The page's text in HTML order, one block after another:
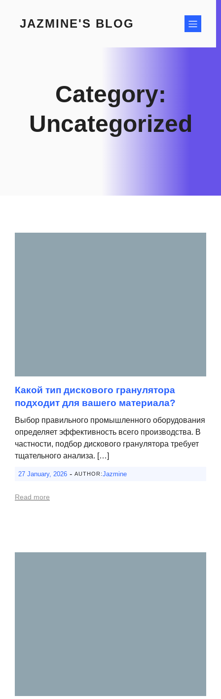
contentJAZMINE'S BLOG
Category:
Uncategorized
Какой тип дискового гранулятора
подходит для вашего материала?
Выбор правильного промышленного оборудования
определяет эффективность всего производства. В
частности, подбор дискового гранулятора требует
тщательного анализа. […]
27 January, 2026 - AUTHOR:Jazmine
Read more